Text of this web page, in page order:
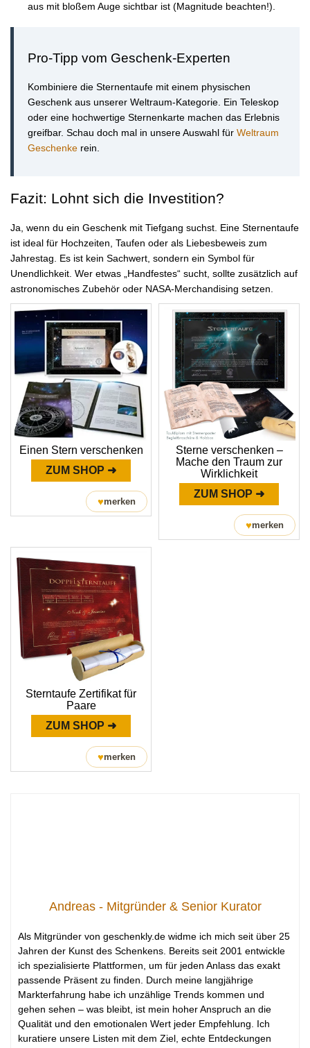
aus mit bloßem Auge sichtbar ist (Magnitude beachten!).
Pro-Tipp vom Geschenk-Experten
Kombiniere die Sternentaufe mit einem physischen
Geschenk aus unserer Weltraum-Kategorie. Ein Teleskop
oder eine hochwertige Sternenkarte machen das Erlebnis
greifbar. Schau doch mal in unsere Auswahl für Weltraum
Geschenke rein.
Fazit: Lohnt sich die Investition?
Ja, wenn du ein Geschenk mit Tiefgang suchst. Eine Sternentaufe
ist ideal für Hochzeiten, Taufen oder als Liebesbeweis zum
Jahrestag. Es ist kein Sachwert, sondern ein Symbol für
Unendlichkeit. Wer etwas „Handfestes“ sucht, sollte zusätzlich auf
astronomisches Zubehör oder NASA-Merchandising setzen.
Einen Stern verschenken
ZUM SHOP ➜
♥merken
Sterne verschenken –
Mache den Traum zur
Wirklichkeit
ZUM SHOP ➜
♥merken
Sterntaufe Zertifikat für
Paare
ZUM SHOP ➜
♥merken
Andreas - Mitgründer & Senior Kurator
Als Mitgründer von geschenkly.de widme ich mich seit über 25
Jahren der Kunst des Schenkens. Bereits seit 2001 entwickle
ich spezialisierte Plattformen, um für jeden Anlass das exakt
passende Präsent zu finden. Durch meine langjährige
Markterfahrung habe ich unzählige Trends kommen und
gehen sehen – was bleibt, ist mein hoher Anspruch an die
Qualität und den emotionalen Wert jeder Empfehlung. Ich
kuratiere unsere Listen mit dem Ziel, echte Entdeckungen